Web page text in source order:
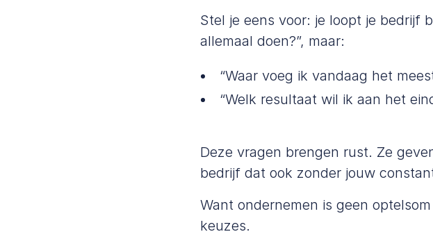
Stel je eens voor: je loopt je bedrijf
allemaal doen?”, maar:
“Waar voeg ik vandaag het
“Welk resultaat wil ik aan het
Deze vragen brengen rust. Ze
bedrijf dat ook zonder jouw
Want ondernemen is geen
keuzes.